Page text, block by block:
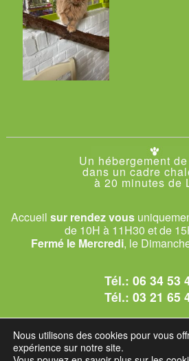
Un hébergement
dans un cadre
à 20 minutes de
Accueilsur rendez vous
de 10H à 11H30 et de
Fermé le Mercredi, le
Tél.:06 34 53
Tél.:03 21 65
© 2026 Le Club des
1228 rue bataille - 62840
Nous utilisons des cookies pour vous
expérience sur notre site.